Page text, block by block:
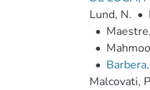
Lund, N. •
•
•
•
Malcovati,